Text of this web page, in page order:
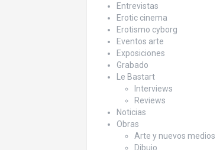
Entrevistas
Erotic cinema
Erotismo cyborg
Eventos arte
Exposiciones
Grabado
Le Bastart
Interviews
Reviews
Noticias
Obras
Arte y nuevos medios
Dibujo